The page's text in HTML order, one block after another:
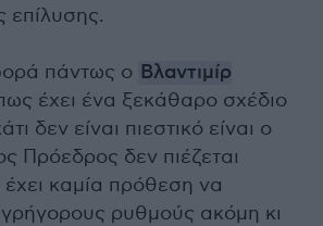
επίλυσης.
πάντως ο Βλαντιμίρ
έχει ένα ξεκάθαρο σχέδιο
δεν είναι πιεστικό είναι ο
Πρόεδρος δεν πιέζεται
καμία πρόθεση να
ρυθμούς ακόμη κι